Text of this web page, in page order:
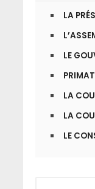
LA
LE
LA
LA
LE